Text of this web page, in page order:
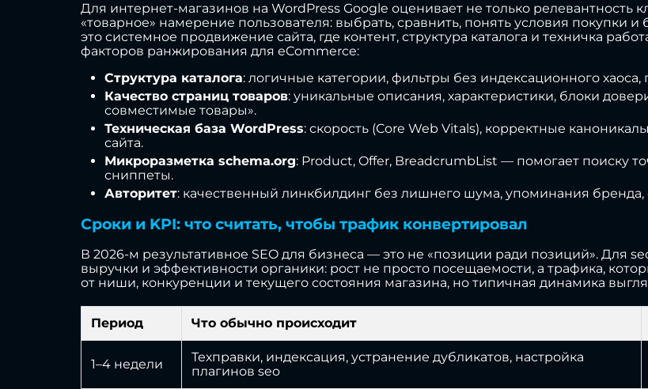
Для интернет-магазинов на WordPress Google оценивает не только релевантность
«товарное» намерение пользователя: выбрать, сравнить, понять условия покупки
это системное продвижение сайта, где контент, структура каталога и техничка
факторов ранжирования для eCommerce:
Структура каталога: логичные категории, фильтры без индексационного
Качество страниц товаров: уникальные описания, характеристики, блоки
совместимые товары».
Техническая база WordPress: скорость (Core Web Vitals), корректные
сайта.
Микроразметка schema.org: Product, Offer, BreadcrumbList — помогает поиску
сниппеты.
Авторитет: качественный линкбилдинг без лишнего шума, упоминания
Сроки и KPI: что считать, чтобы трафик конвертировал
В 2026-м результативное SEO для бизнеса — это не «позиции ради позиций». Для
выручки и эффективности органики: рост не просто посещаемости, а трафика,
от ниши, конкуренции и текущего состояния магазина, но типичная динамика
Период Что обычно происходит
1–4 недели
Техправки, индексация, устранение дубликатов, настройка
плагинов seo